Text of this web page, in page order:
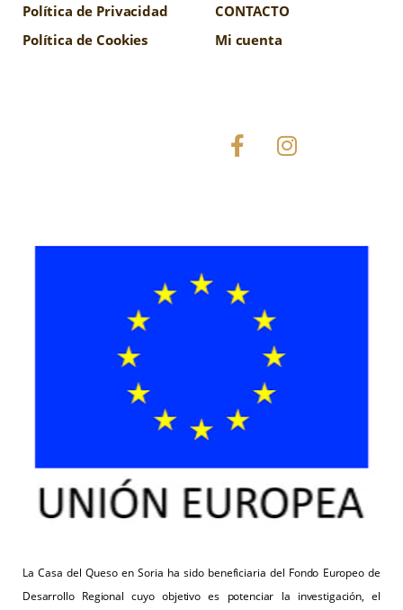
Política de Privacidad
Política de Cookies
CONTACTO
Mi cuenta
La Casa del Queso en Soria ha sido beneficiaria del Fondo Europeo de
Desarrollo Regional cuyo objetivo es potenciar la investigación, el